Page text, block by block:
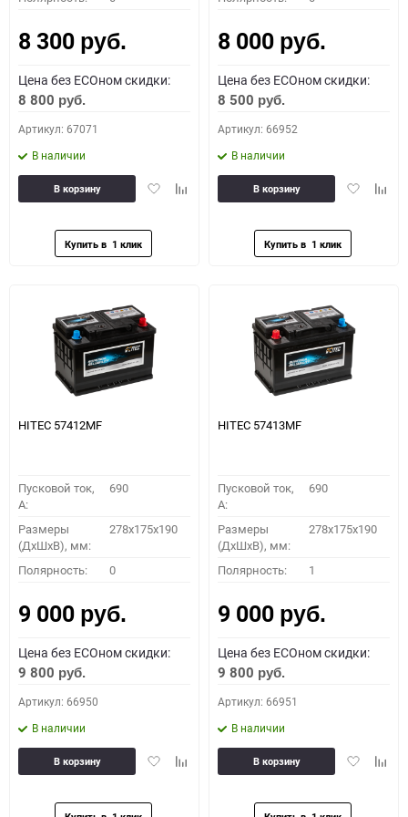
8 300 руб.
Цена без ECOном скидки:
8 800 руб.
Артикул: 67071
В наличии
ДобавитьДобавить
В корзину
8 000 руб.
Цена без ECOном скидки:
8 500 руб.
Артикул: 66952
В наличии
Добавить
В корзину
HITEC 57412MF
Пусковой ток,
A:
690
Размеры
(ДхШхВ), мм:
278x175x190
Полярность: 0
9 000 руб.
Цена без ECOном скидки:
9 800 руб.
Артикул: 66950
В наличии
ДобавитьДобавить
В корзину
HITEC 57413MF
Пусковой ток,
A:
690
Размеры
(ДхШхВ), мм:
278x175x190
Полярность: 1
9 000 руб.
Цена без ECOном скидки:
9 800 руб.
Артикул: 66951
В наличии
Добавить
В корзину